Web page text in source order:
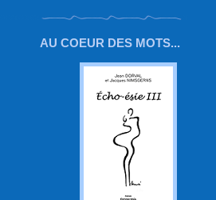
AU COEUR DES MOTS...